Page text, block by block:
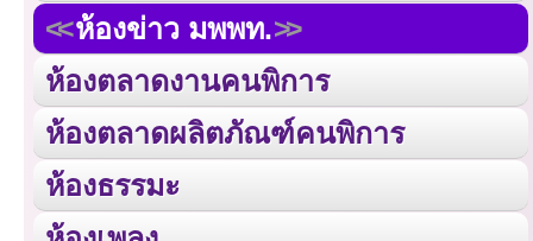
ห้องข่าว มพพท.
ห้องตลาดงานคนพิการ
ห้องตลาดผลิตภัณฑ์คนพิการ
ห้องธรรมะ